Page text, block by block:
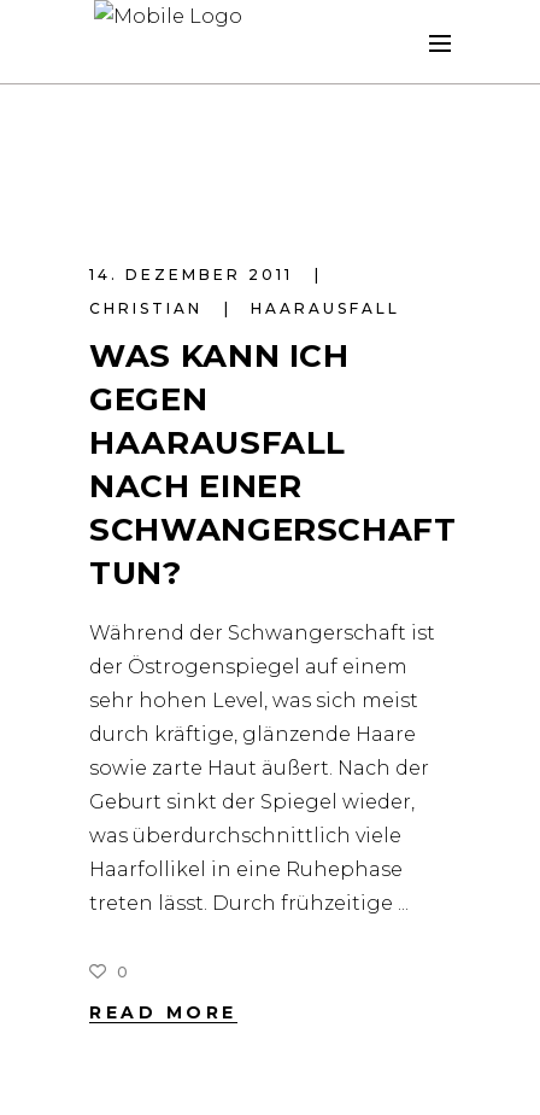
14. DEZEMBER 2011
CHRISTIAN
HAARAUSFALL
WAS KANN ICH
GEGEN
HAARAUSFALL
NACH EINER
SCHWANGERSCHAFT
TUN?
Während der Schwangerschaft ist
der Östrogenspiegel auf einem
sehr hohen Level, was sich meist
durch kräftige, glänzende Haare
sowie zarte Haut äußert. Nach der
Geburt sinkt der Spiegel wieder,
was überdurchschnittlich viele
Haarfollikel in eine Ruhephase
treten lässt. Durch frühzeitige
0
READ MORE